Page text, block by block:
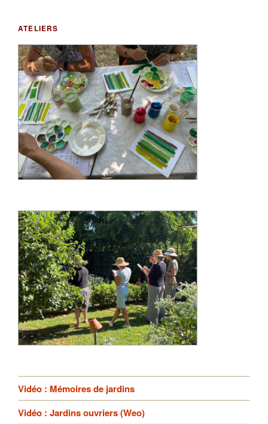
ATELIERS
Vidéo : Mémoires de jardins
Vidéo : Jardins ouvriers (Weo)